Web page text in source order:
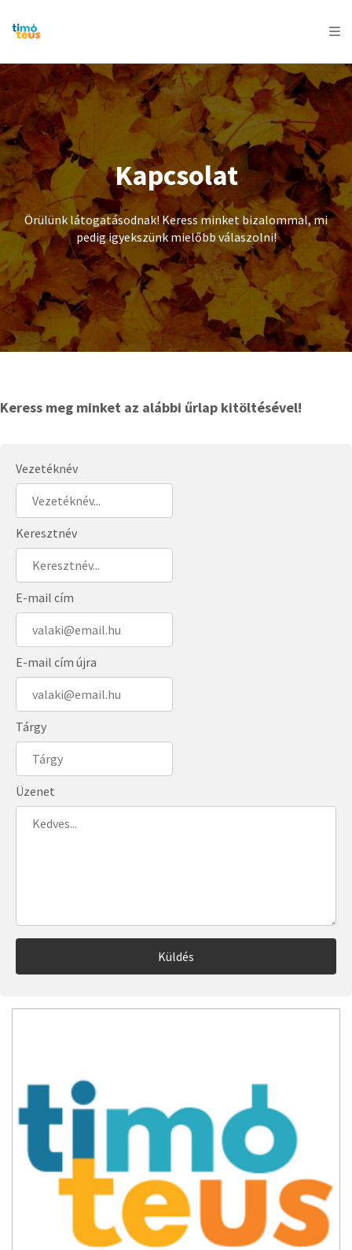
AFRICA
AMERICA / CARIBBEAN
OCEANIA
Kapcsolat
Örülünk látogatásodnak! Keress minket bizalommal, mi
pedig igyekszünk mielőbb válaszolni!
Keress meg minket az alábbi űrlap kitöltésével!
Vezetéknév
Keresztnév
E-mail cím
E-mail cím újra
Tárgy
Üzenet